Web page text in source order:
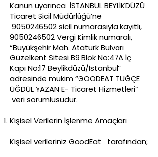
Kanun uyarınca İSTANBUL BEYLİKDÜZÜ
Ticaret Sicil Müdürlüğü’ne
9050246502sicil numarasıyla kayıtlı,
9050246502Vergi Kimlik numaralı,
“Büyükşehir Mah. Atatürk Bulvarı
Güzelkent Sitesi B9 Blok No:47A İç
Kapı No:17 Beylikdüzü/İstanbul’’
adresinde mukim “GOODEAT TUĞÇE
ÜĞDÜL YAZAN E- Ticaret Hizmetleri”
veri sorumlusudur.
Kişisel Verilerin İşlenme Amaçları
Kişisel verileriniz GoodEat tarafından;